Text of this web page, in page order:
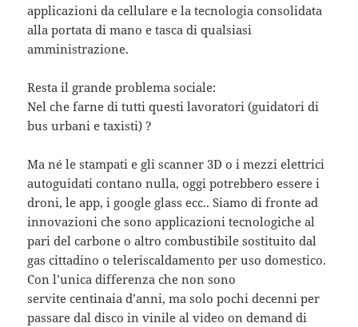
applicazioni da cellulare e la tecnologia consolidata
alla portata di mano e tasca di qualsiasi
amministrazione.
Resta il grande problema sociale:
Nel che farne di tutti questi lavoratori (guidatori di
bus urbani e taxisti) ?
Ma né le stampati e gli scanner 3D o i mezzi elettrici
autoguidati contano nulla, oggi potrebbero essere i
droni, le app, i google glass ecc.. Siamo di fronte ad
innovazioni che sono applicazioni tecnologiche al
pari del carbone o altro combustibile sostituito dal
gas cittadino o teleriscaldamento per uso domestico.
Con l’unica differenza che non sono
servite centinaia d’anni, ma solo pochi decenni per
passare dal disco in vinile al video on demand di